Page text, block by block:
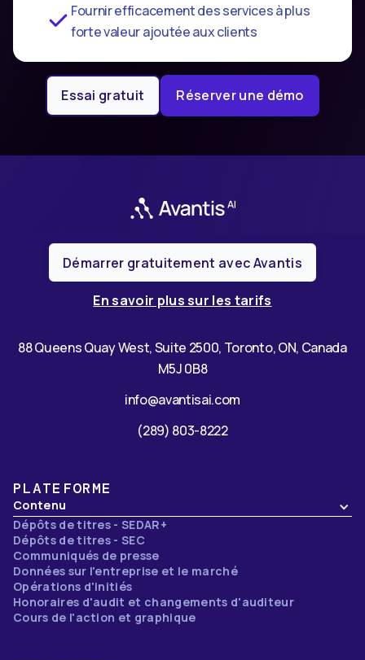
Fournir efficacement des services à plus
forte valeur ajoutée aux clients
Essai gratuit Réserver une démo
Démarrer gratuitement avec Avantis
En savoir plus sur les tarifs
88 Queens Quay West, Suite 2500, Toronto, ON, Canada
M5J 0B8
info@avantisai.com
(289) 803-8222
PLATEFORME
Contenu
Dépôts de titres - SEDAR+
Dépôts de titres - SEC
Communiqués de presse
Données sur l'entreprise et le marché
Opérations d'initiés
Honoraires d'audit et changements d'auditeur
Cours de l'action et graphique